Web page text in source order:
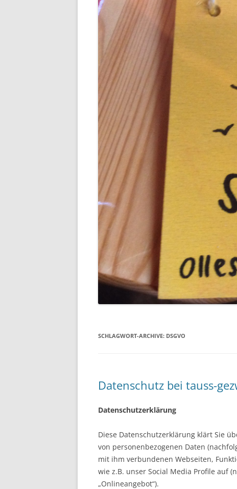
SCHLAGWORT-ARCHIVE: DSGVO
Datenschutz bei tauss-
Datenschutzerklärung
Diese Datenschutzerklärung klärt Sie
von personenbezogenen Daten
mit ihm verbundenen Webseiten,
wie z.B. unser Social Media Profile auf
„Onlineangebot“).